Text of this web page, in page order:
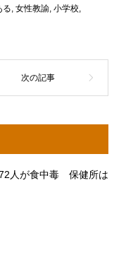
る, 女性教諭, 小学校,
人が食中毒 保健所は